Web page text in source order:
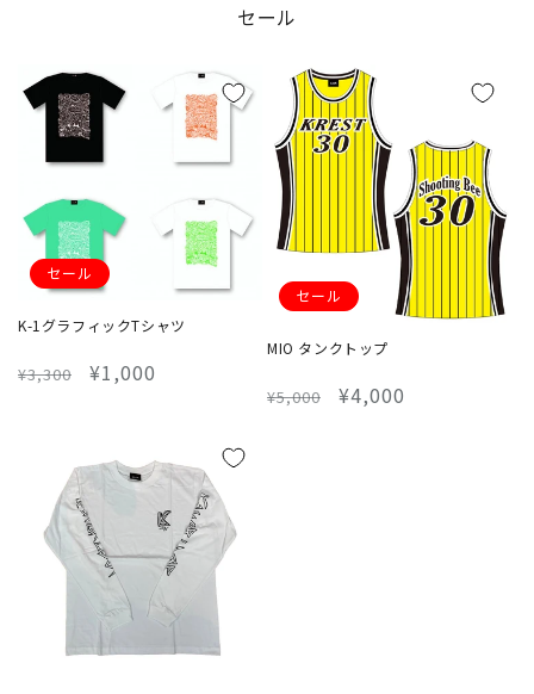
セール
セール
K-1グラフィックTシャツ
通
¥3,300
セ
価
格
¥1,000
セール
MIO タンクトップ
通
¥5,000
セ
¥4,000